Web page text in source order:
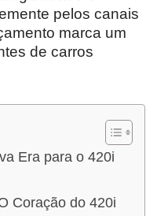
pelos canais
marca um
de carros
Era para o 420i
Coração do 420i